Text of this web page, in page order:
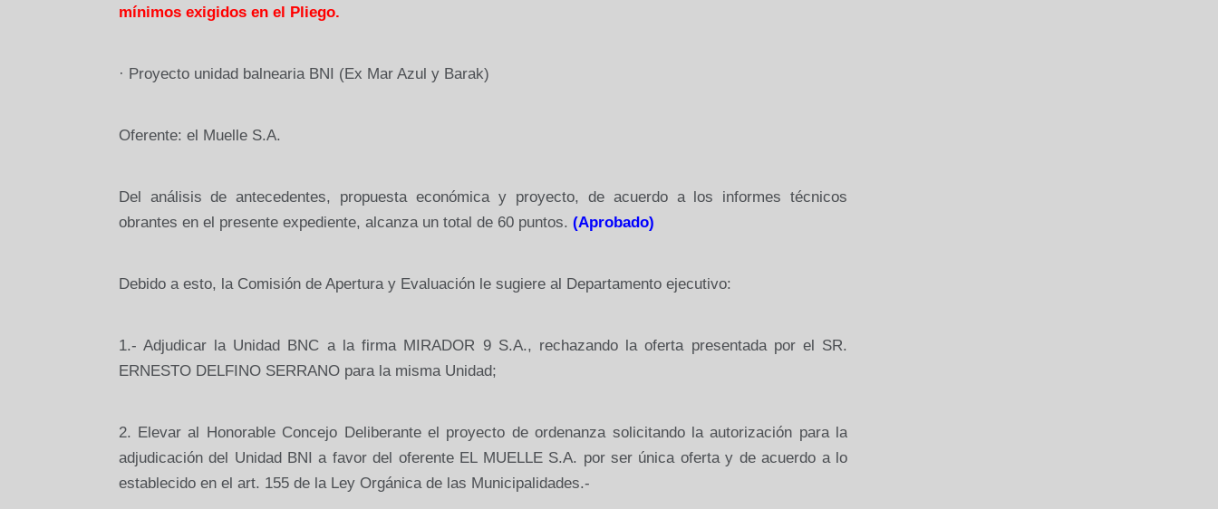
mínimos exigidos en el Pliego.
· Proyecto unidad balnearia BNI (Ex Mar Azul y Barak)
Oferente: el Muelle S.A.
Del análisis de antecedentes, propuesta económica y proyecto, de acuerdo a los informes técnicos
obrantes en el presente expediente, alcanza un total de 60 puntos. (Aprobado)
Debido a esto, la Comisión de Apertura y Evaluación le sugiere al Departamento ejecutivo:
1.- Adjudicar la Unidad BNC a la firma MIRADOR 9 S.A., rechazando la oferta presentada por el SR.
ERNESTO DELFINO SERRANO para la misma Unidad;
2. Elevar al Honorable Concejo Deliberante el proyecto de ordenanza solicitando la autorización para la
adjudicación del Unidad BNI a favor del oferente EL MUELLE S.A. por ser única oferta y de acuerdo a lo
establecido en el art. 155 de la Ley Orgánica de las Municipalidades.-